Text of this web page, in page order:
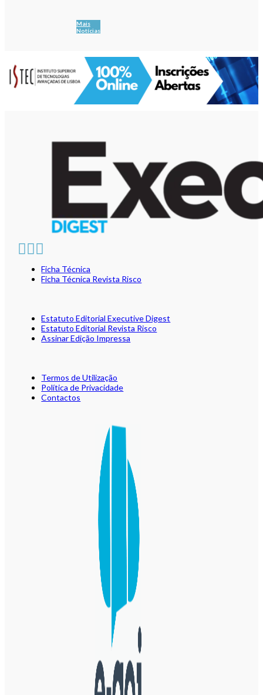
Mais
Notícias
Ficha Técnica
Ficha Técnica Revista Risco
Estatuto Editorial Executive Digest
Estatuto Editorial Revista Risco
Assinar Edição Impressa
Termos de Utilização
Política de Privacidade
Contactos